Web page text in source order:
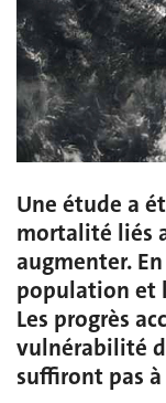
Une étude a
mortalité liés
augmenter.
population et
Les progrès
vulnérabilité
suffiront pas